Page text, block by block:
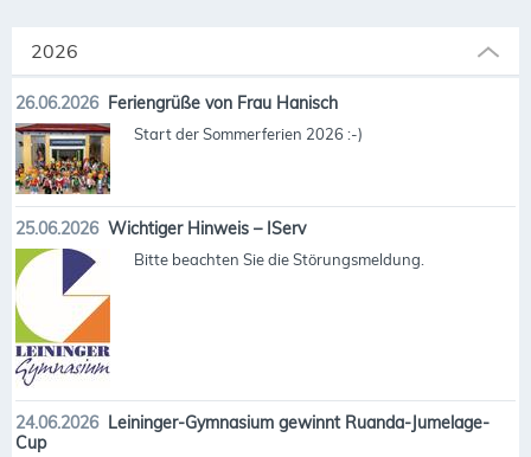
2026
26.06.2026 Feriengrüße von Frau Hanisch
Start der Sommerferien 2026 :-)
25.06.2026 Wichtiger Hinweis – IServ
Bitte beachten Sie die Störungsmeldung.
24.06.2026 Leininger-Gymnasium gewinnt Ruanda-Jumelage-
Cup